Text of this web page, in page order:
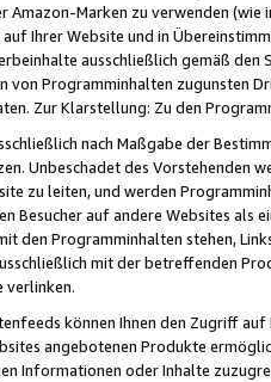
Amazon-Marken zu verwenden
Ihrer Website und in
ausschließlich gemäß
von Programminhalten zugunsten
Zur Klarstellung: Zu den
nach Maßgabe der
Unbeschadet des Vorstehenden
zu leiten, und werden
Besucher auf andere Websites als
den Programminhalten stehen,
mit der betreffenden
verlinken.
können Ihnen den Zugriff
angebotenen Produkte
Informationen oder Inhalte